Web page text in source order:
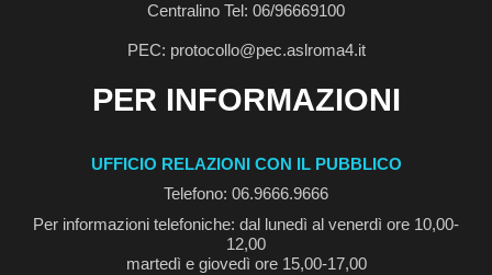
Centralino Tel: 06/96669100
PEC: protocollo@pec.aslroma4.it
PER INFORMAZIONI
UFFICIO RELAZIONI CON IL PUBBLICO
Telefono: 06.9666.9666
Per informazioni telefoniche: dal lunedì al venerdì ore 10,00-
12,00
martedì e giovedì ore 15,00-17,00